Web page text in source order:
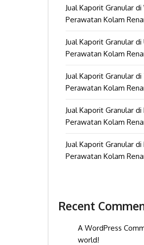
Jual Kaporit Granular
Perawatan Kolam
Jual Kaporit Granular
Perawatan Kolam
Jual Kaporit Granular
Perawatan Kolam
Jual Kaporit Granular
Perawatan Kolam
Jual Kaporit Granular
Perawatan Kolam
Recent
A WordPress
world!